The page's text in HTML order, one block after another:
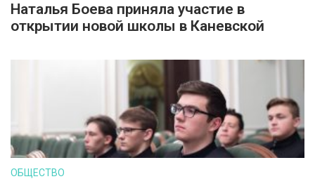
Наталья Боева приняла участие в
открытии новой школы в Каневской
ОБЩЕСТВО